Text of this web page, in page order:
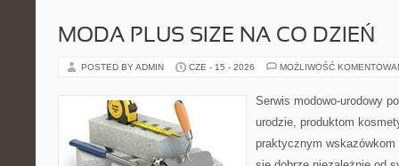
MODA PLUS SIZE NA CO DZIEŃ
POSTED BY ADMIN CZE - 15 - 2026 MOŻLIWOŚĆ
Serwis modowo-urodowy
urodzie, produktom
praktycznym